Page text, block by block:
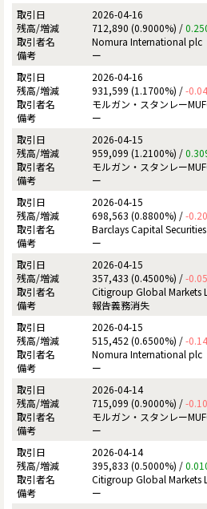
2026-04-16
712,890 (0.9000%) /
Nomura International plc
ー
2026-04-16
931,599 (1.1700%) /-
モルガン・スタンレー
ー
2026-04-15
959,099 (1.2100%) /
モルガン・スタンレー
ー
2026-04-15
698,563 (0.8800%) /-
Barclays Capital
ー
2026-04-15
357,433 (0.4500%) /-
Citigroup Global Markets
報告義務消失
2026-04-15
515,452 (0.6500%) /-
Nomura International plc
ー
2026-04-14
715,099 (0.9000%) /-
モルガン・スタンレー
ー
2026-04-14
395,833 (0.5000%) /
Citigroup Global Markets
ー